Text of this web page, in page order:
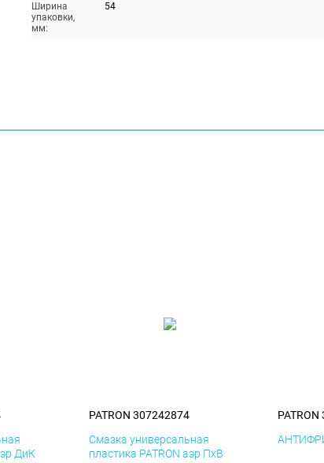
Ширина
упаковки,
мм:
54
ДиК
PATRON 307242874
Смазка универсальная
пластика PATRON аэр ПхВ